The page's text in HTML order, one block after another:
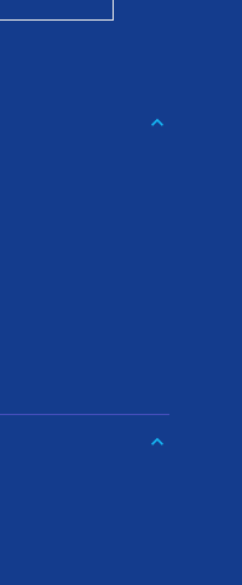
keyboard_arrow_down
keyboard_arrow_down